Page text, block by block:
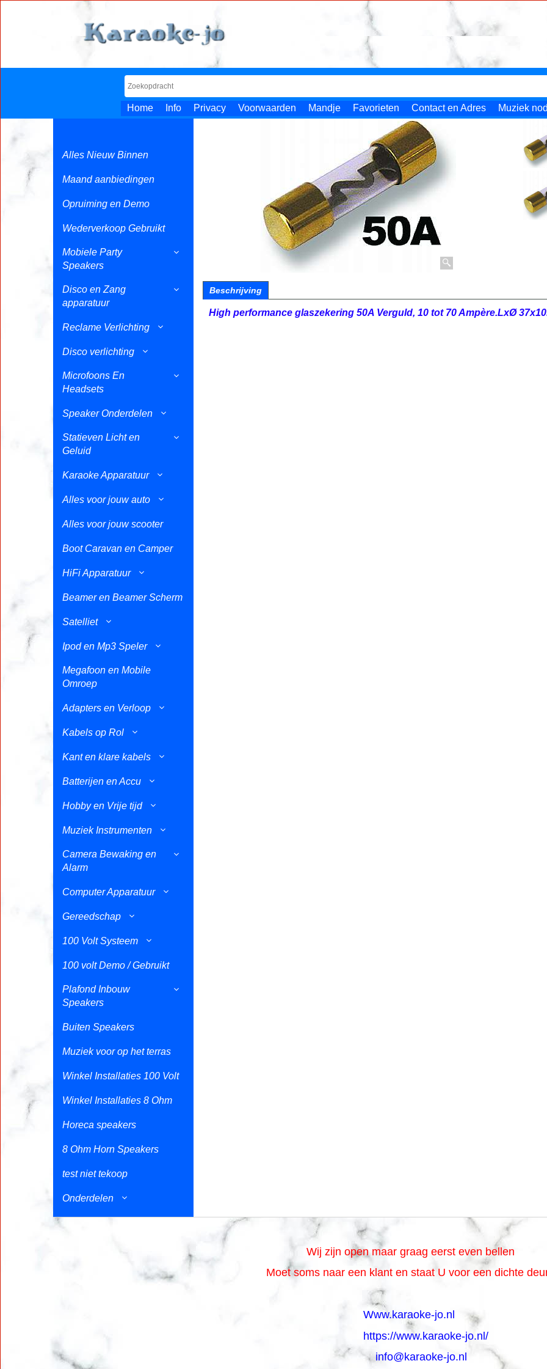
Home Info Privacy Voorwaarden Mandje Favorieten Contact en Adres Muziek
Alles Nieuw Binnen
Maand aanbiedingen
Opruiming en Demo
Wederverkoop Gebruikt
Mobiele Party
Speakers
Disco en Zang
apparatuur
Reclame Verlichting
Disco verlichting
Microfoons En
Headsets
Speaker Onderdelen
Statieven Licht en
Geluid
Karaoke Apparatuur
Alles voor jouw auto
Alles voor jouw scooter
Boot Caravan en Camper
HiFi Apparatuur
Beamer en Beamer Scherm
Satelliet
Ipod en Mp3 Speler
Megafoon en Mobile
Omroep
Adapters en Verloop
Kabels op Rol
Kant en klare kabels
Batterijen en Accu
Hobby en Vrije tijd
Muziek Instrumenten
Camera Bewaking en
Alarm
Computer Apparatuur
Gereedschap
100 Volt Systeem
100 volt Demo / Gebruikt
Plafond Inbouw
Speakers
Buiten Speakers
Muziek voor op het terras
Winkel Installaties 100 Volt
Winkel Installaties 8 Ohm
Horeca speakers
8 Ohm Horn Speakers
test niet tekoop
Onderdelen
Beschrijving
High performance glaszekering 50A Verguld, 10 tot 70 Ampère.LxØ
Wij zijn open maar graag eerst even bellen
Moet soms naar een klant en staat U voor een dichte
Www.karaoke-jo.nl
https://www.karaoke-jo.nl/
info@karaoke-jo.nl